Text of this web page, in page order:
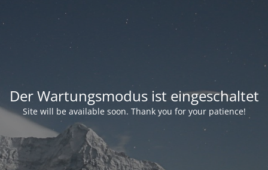
Der Wartungsmodus ist eingeschaltet
Site will be available soon. Thank you for your patience!